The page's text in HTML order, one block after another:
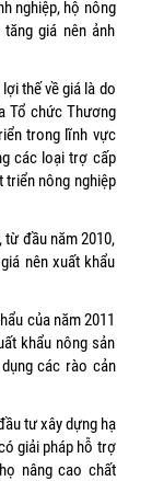
nghiệp, hộ nông
giá nên ảnh
thế về giá là do
Tổ chức Thương
trong lĩnh vực
các loại trợ cấp
triển nông nghiệp
đầu năm 2010,
nên xuất khẩu
của năm 2011
khẩu nông sản
các rào cản
tư xây dựng hạ
giải pháp hỗ trợ
nâng cao chất